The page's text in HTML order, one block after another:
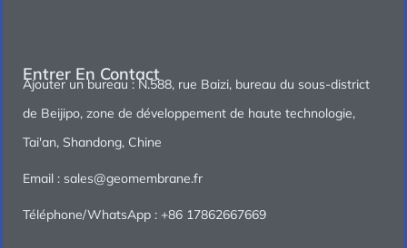
Entrer En Contact
Ajouter un bureau : N.588, rue Baizi, bureau du sous-district
de Beijipo, zone de développement de haute technologie,
Tai'an, Shandong, Chine
Email : sales@geomembrane.fr
Téléphone/WhatsApp : +86 17862667669